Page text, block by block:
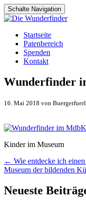
Schalte Navigation
Zum
Inhalt
springen
Startseite
Patenbereich
Spenden
Kontakt
Wunderfinder
16. Mai 2018 von
Kinder im Museum
Artikel-
Navigation
← Wie entdecke ich
Museum der bildenden
Neueste